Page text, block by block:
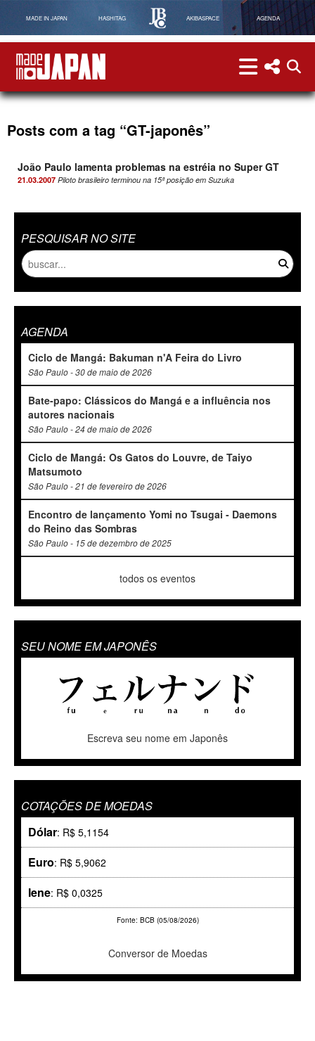
MADE IN JAPAN HASHITAG AKIBASPACE AGENDA
menu menu
Posts com a tag “GT-japonês”
João Paulo lamenta problemas na estréia no Super GT
21.03.2007 Piloto brasileiro terminou na 15ª posição em Suzuka
PESQUISAR NO SITE
AGENDA
Ciclo de Mangá: Bakuman n'A Feira do Livro
São Paulo - 30 de maio de 2026
Bate-papo: Clássicos do Mangá e a influência nos
autores nacionais
São Paulo - 24 de maio de 2026
Ciclo de Mangá: Os Gatos do Louvre, de Taiyo
Matsumoto
São Paulo - 21 de fevereiro de 2026
Encontro de lançamento Yomi no Tsugai - Daemons
do Reino das Sombras
São Paulo - 15 de dezembro de 2025
todos os eventos
SEU NOME EM JAPONÊS
Escreva seu nome em Japonês
COTAÇÕES DE MOEDAS
Dólar: R$ 5,1154
Euro: R$ 5,9062
Iene: R$ 0,0325
Fonte: BCB (05/08/2026)
Conversor de Moedas